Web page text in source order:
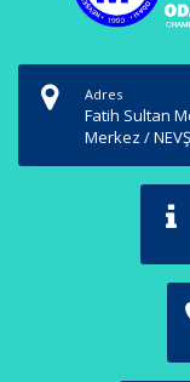
Adres
Fatih Sultan
Merkez /